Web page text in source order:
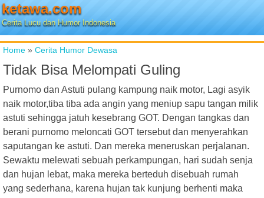
ketawa.com
Cerita Lucu dan Humor Indonesia
Home » Cerita Humor Dewasa
Tidak Bisa Melompati Guling
Purnomo dan Astuti pulang kampung naik motor, Lagi asyik
naik motor,tiba tiba ada angin yang meniup sapu tangan milik
astuti sehingga jatuh kesebrang GOT. Dengan tangkas dan
berani purnomo meloncati GOT tersebut dan menyerahkan
saputangan ke astuti. Dan mereka meneruskan perjalanan.
Sewaktu melewati sebuah perkampungan, hari sudah senja
dan hujan lebat, maka mereka berteduh disebuah rumah
yang sederhana, karena hujan tak kunjung berhenti maka